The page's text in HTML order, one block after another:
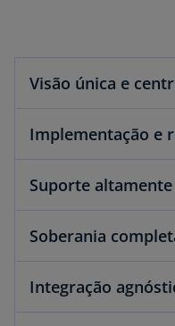
Visão única e
Implementação e
Suporte
Soberania
Integração